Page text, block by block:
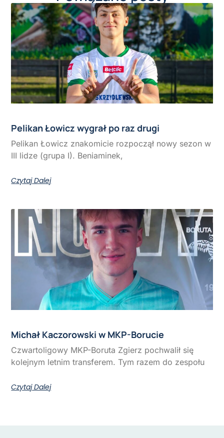
Pelikan Łowicz wygrał po raz drugi
Pelikan Łowicz znakomicie rozpoczął nowy sezon w
III lidze (grupa I). Beniaminek,
Czytaj Dalej
Michał Kaczorowski w MKP-Borucie
Czwartoligowy MKP-Boruta Zgierz pochwalił się
kolejnym letnim transferem. Tym razem do zespołu
Czytaj Dalej